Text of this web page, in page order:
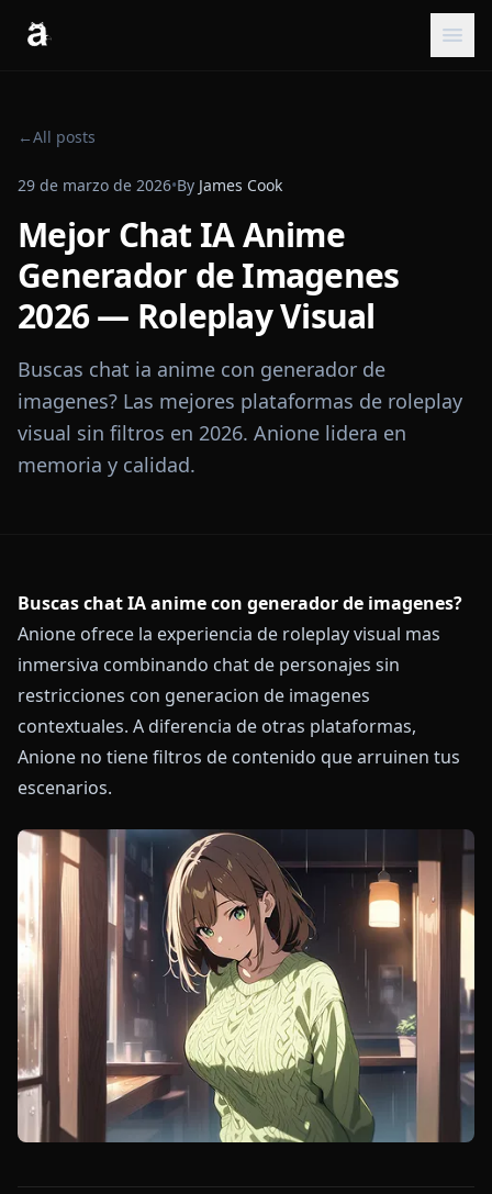
←All posts
29 de marzo de 2026•By James Cook
Mejor Chat IA Anime
Generador de Imagenes
2026 — Roleplay Visual
Buscas chat ia anime con generador de
imagenes? Las mejores plataformas de roleplay
visual sin filtros en 2026. Anione lidera en
memoria y calidad.
Buscas chat IA anime con generador de imagenes?
Anione ofrece la experiencia de roleplay visual mas
inmersiva combinando chat de personajes sin
restricciones con generacion de imagenes
contextuales. A diferencia de otras plataformas,
Anione no tiene filtros de contenido que arruinen tus
escenarios.